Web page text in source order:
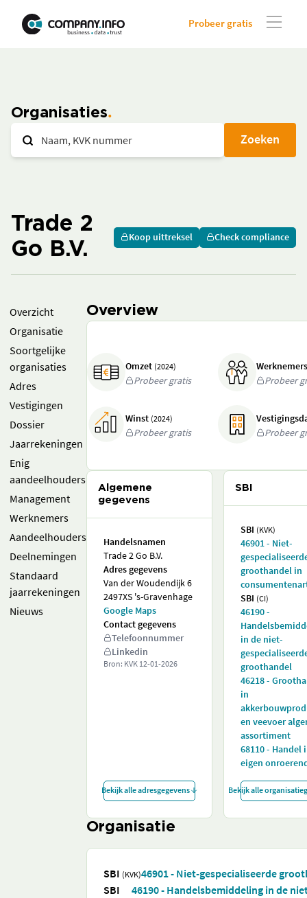
Probeer gratis
Organisaties
Zoeken
Trade 2
Go B.V.
Koop uittreksel Check compliance
Overzicht
Organisatie
Soortgelijke
organisaties
Adres
Vestigingen
Dossier
Jaarrekeningen
Enig
aandeelhouders
Management
Werknemers
Aandeelhouders
Deelnemingen
Standaard
jaarrekeningen
Nieuws
Overview
Omzet (2024)
Probeer gratis
Probeer
Winst (2024)
Probeer gratis
Probeer
Algemene
gegevens
Handelsnamen
Trade 2 Go B.V.
Adres gegevens
Van der Woudendijk 6
2497XS 's-Gravenhage
Google Maps
Contact gegevens
Telefoonnummer
Linkedin
Bron: KVK 12-01-2026
Bekijk alle adresgegevens
SBI
SBI (KVK)
46901 - Niet-
groothandel in
SBI (CI)
46190 -
in de niet-
groothandel
46218 -
in
en veevoer
assortiment
68110 - Handel
eigen
Bekijk alle
Organisatie
SBI (KVK)46901 - Niet-gespecialiseerde
SBI
46190 - Handelsbemiddeling in de